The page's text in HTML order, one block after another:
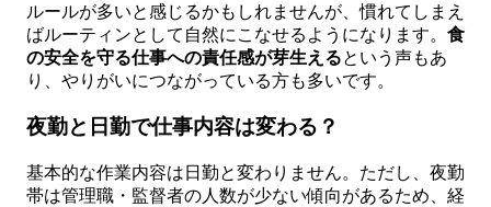
ルールが多いと感じるかもしれませんが、慣れてしまえ
ばルーティンとして自然にこなせるようになります。 食
の安全を守る仕事への責任感が芽生えるという声もあ
り、やりがいにつながっている方も多いです。
夜勤と日勤で仕事内容は変わる？
基本的な作業内容は日勤と変わりません。ただし、夜勤
帯は管理職・監督者の人数が少ない傾向があるため、経